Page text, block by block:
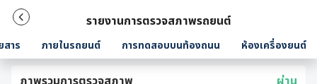
รายงานการตรวจสภาพรถยนต์
าร ภายในรถยนต์ การทดสอบบนท้องถนน ห้องเครื่องยนต์